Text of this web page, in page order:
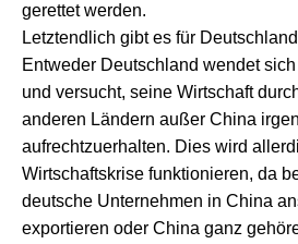
gerettet werden.
Letztendlich gibt es für
Entweder Deutschland wendet
und versucht, seine Wirtschaft
anderen Ländern außer China
aufrechtzuerhalten. Dies wird
Wirtschaftskrise funktionieren, da
deutsche Unternehmen in China
exportieren oder China ganz